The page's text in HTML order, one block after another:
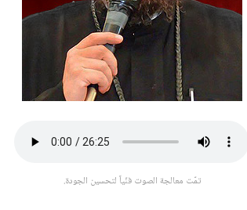
تمّت معالجة الصوت فنّياً لتحسين الجودة.